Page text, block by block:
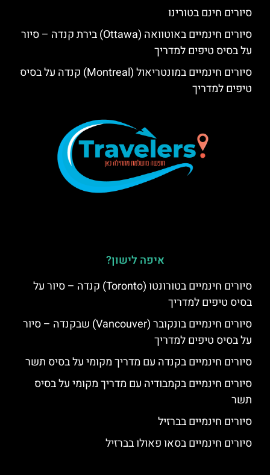
סיורים חינם בטורינו
סיורים חינמיים באוטוואה (Ottawa) בירת קנדה – סיור
על בסיס טיפים למדריך
סיורים חינמיים במונטריאול (Montreal) קנדה על בסיס
טיפים למדריך
איפה לישון?
סיורים חינמיים בטורונטו (Toronto) קנדה – סיור על
בסיס טיפים למדריך
סיורים חינמיים בונקובר (Vancouver) שבקנדה – סיור
על בסיס טיפים למדריך
סיורים חינמיים בקנדה עם מדריך מקומי על בסיס תשר
סיורים חינמיים בקמבודיה עם מדריך מקומי על בסיס
תשר
סיורים חינמיים בברזיל
סיורים חינמיים בסאו פאולו בברזיל